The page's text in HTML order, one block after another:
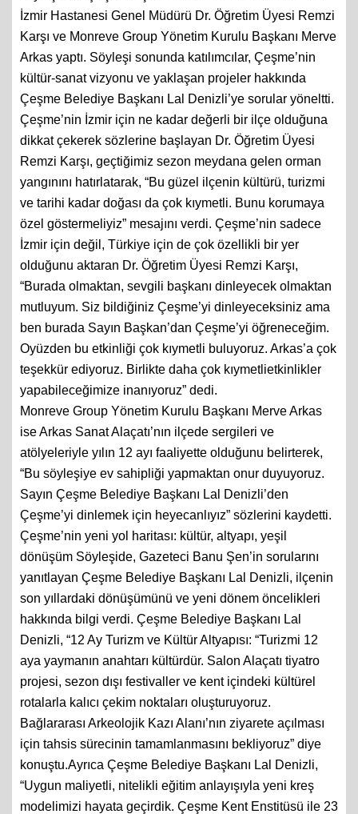
İzmir Hastanesi Genel Müdürü Dr. Öğretim Üyesi Remzi
Karşı ve Monreve Group Yönetim Kurulu Başkanı Merve
Arkas yaptı. Söyleşi sonunda katılımcılar, Çeşme’nin
kültür-sanat vizyonu ve yaklaşan projeler hakkında
Çeşme Belediye Başkanı Lal Denizli’ye sorular yöneltti.
Çeşme’nin İzmir için ne kadar değerli bir ilçe olduğuna
dikkat çekerek sözlerine başlayan Dr. Öğretim Üyesi
Remzi Karşı, geçtiğimiz sezon meydana gelen orman
yangınını hatırlatarak, “Bu güzel ilçenin kültürü, turizmi
ve tarihi kadar doğası da çok kıymetli. Bunu korumaya
özel göstermeliyiz” mesajını verdi. Çeşme’nin sadece
İzmir için değil, Türkiye için de çok özellikli bir yer
olduğunu aktaran Dr. Öğretim Üyesi Remzi Karşı,
“Burada olmaktan, sevgili başkanı dinleyecek olmaktan
mutluyum. Siz bildiğiniz Çeşme’yi dinleyeceksiniz ama
ben burada Sayın Başkan’dan Çeşme’yi öğreneceğim.
Oyüzden bu etkinliği çok kıymetli buluyoruz. Arkas’a çok
teşekkür ediyoruz. Birlikte daha çok kıymetlietkinlikler
yapabileceğimize inanıyoruz” dedi.
Monreve Group Yönetim Kurulu Başkanı Merve Arkas
ise Arkas Sanat Alaçatı’nın ilçede sergileri ve
atölyeleriyle yılın 12 ayı faaliyette olduğunu belirterek,
“Bu söyleşiye ev sahipliği yapmaktan onur duyuyoruz.
Sayın Çeşme Belediye Başkanı Lal Denizli’den
Çeşme’yi dinlemek için heyecanlıyız” sözlerini kaydetti.
Çeşme’nin yeni yol haritası: kültür, altyapı, yeşil
dönüşüm Söyleşide, Gazeteci Banu Şen’in sorularını
yanıtlayan Çeşme Belediye Başkanı Lal Denizli, ilçenin
son yıllardaki dönüşümünü ve yeni dönem öncelikleri
hakkında bilgi verdi. Çeşme Belediye Başkanı Lal
Denizli, “12 Ay Turizm ve Kültür Altyapısı: “Turizmi 12
aya yaymanın anahtarı kültürdür. Salon Alaçatı tiyatro
projesi, sezon dışı festivaller ve kent içindeki kültürel
rotalarla kalıcı çekim noktaları oluşturuyoruz.
Bağlararası Arkeolojik Kazı Alanı’nın ziyarete açılması
için tahsis sürecinin tamamlanmasını bekliyoruz” diye
konuştu.Ayrıca Çeşme Belediye Başkanı Lal Denizli,
“Uygun maliyetli, nitelikli eğitim anlayışıyla yeni kreş
modelimizi hayata geçirdik. Çeşme Kent Enstitüsü ile 23